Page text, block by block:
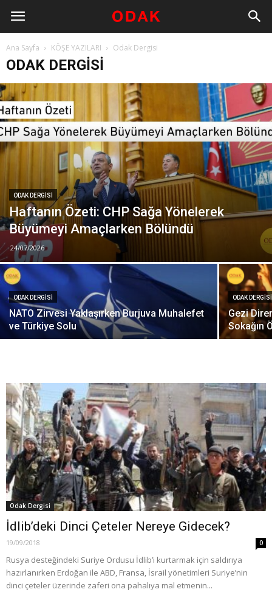
Ana Sayfa KÖŞE YAZILARI Odak Dergisi
ODAK DERGISI
ODAK DERGISI
Haftanın Özeti: CHP Sağa Yönelerek
Büyümeyi Amaçlarken Bölündü
24/07/2026
ODAK DERGISI
NATO Zirvesi Yaklaşırken Burjuva Muhalefet
ve Türkiye Solu
ODAK DERGISI
Gezi
Sokağın
Odak Dergisi
İdlib’deki Dinci Çeteler Nereye Gidecek?
19/09/2018 0
Rusya desteğindeki Suriye Ordusu İdlib’i kurtarmak için saldırıya
hazırlanırken Erdoğan ile ABD, Fransa, İsrail yönetimleri Suriye’nin
dinci çeteler üzerinde zaferi ona pahalıya mal etmenin...